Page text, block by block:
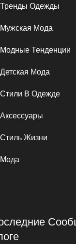
Тренды Одежды
Мужская Мода
Модные Тенденции
Детская Мода
Стили В Одежде
Аксессуары
Стиль Жизни
Мода